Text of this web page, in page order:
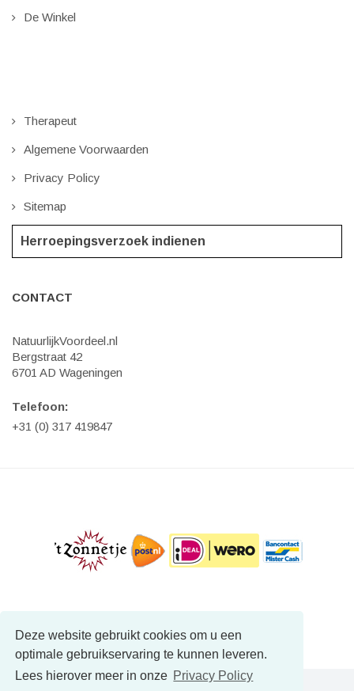
Deze website gebruikt cookies om u een
optimale gebruikservaring te kunnen leveren.
Lees hierover meer in onze Privacy Policy
De Winkel
Therapeut
Algemene Voorwaarden
Privacy Policy
Sitemap
Herroepingsverzoek indienen
CONTACT
NatuurlijkVoordeel.nl
Bergstraat 42
6701 AD Wageningen
Telefoon:
+31 (0) 317 419847